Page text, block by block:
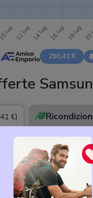
290,41 €
€)
Samsung Galaxy Watch
Smartwatch Android